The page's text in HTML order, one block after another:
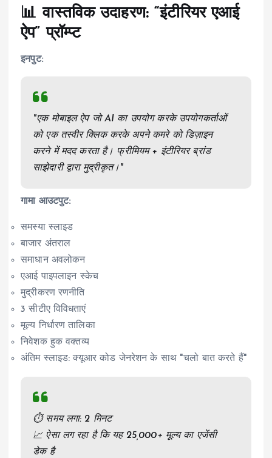
📊 वास्तविक उदाहरण: “इंटीरियर एआई
ऐप” प्रॉम्प्ट
इनपुट:
"एक मोबाइल ऐप जो AI का उपयोग करके उपयोगकर्ताओं
को एक तस्वीर क्लिक करके अपने कमरे को डिज़ाइन
करने में मदद करता है। फ्रीमियम + इंटीरियर ब्रांड
साझेदारी द्वारा मुद्रीकृत।"
गामा आउटपुट:
समस्या स्लाइड
बाजार अंतराल
समाधान अवलोकन
एआई पाइपलाइन स्केच
मुद्रीकरण रणनीति
3 सीटीए विविधताएं
मूल्य निर्धारण तालिका
निवेशक हुक वक्तव्य
अंतिम स्लाइड: क्यूआर कोड जेनरेशन के साथ "चलो बात करते हैं"
⏱ समय लगा: 2 मिनट
📈 ऐसा लग रहा है कि यह ₹25,000+ मूल्य का एजेंसी
डेक है